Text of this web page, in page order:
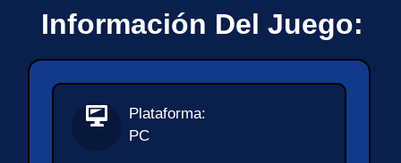
Información Del Juego:
Plataforma:
PC